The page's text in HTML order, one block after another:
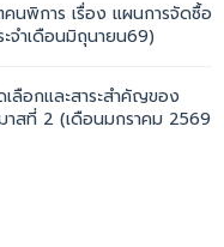
นพิการ เรื่อง แผนการจัดซื้อ
จำเดือนมิถุนายน69)
ลือกและสาระสำคัญของ
สที่ 2 (เดือนมกราคม 2569